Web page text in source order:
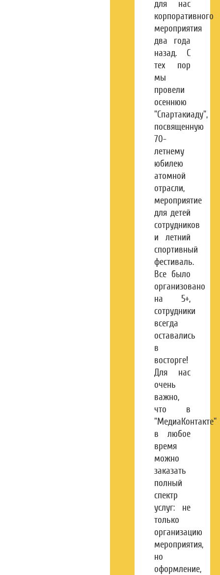
для нас
корпоративного
мероприятия
два года
назад. С
тех пор
мы
провели
осеннюю
"Спартакиаду",
посвященную
70-
летнему
юбилею
атомной
отрасли,
мероприятие
для детей
сотрудников
и летний
спортивный
фестиваль.
Все было
организовано
на 5+,
сотрудники
всегда
оставались
в
восторге!
Для нас
очень
важно,
что в
"МедиаКонтакте"
в любое
время
можно
заказать
полный
спектр
услуг: не
только
организацию
мероприятия,
но
оформление,